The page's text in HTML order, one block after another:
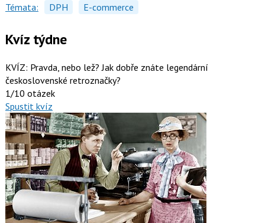
Témata: DPH E-commerce
Kvíz týdne
KVÍZ: Pravda, nebo lež? Jak dobře znáte legendární
československé retroznačky?
1/10 otázek
Spustit kvíz